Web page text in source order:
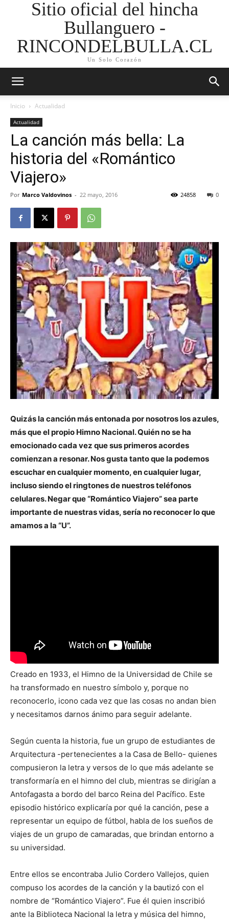
Sitio oficial del hincha
Bullanguero -
RINCONDELBULLA.CL
Un Solo Corazón
Inicio Actualidad
Actualidad
La canción más bella: La
historia del «Romántico
Viajero»
Por Marco Valdovinos - 22 mayo, 2016 0
24858
Quizás la canción más entonada por nosotros los azules,
más que el propio Himno Nacional. Quién no se ha
emocionado cada vez que sus primeros acordes
comienzan a resonar. Nos gusta tanto que la podemos
escuchar en cualquier momento, en cualquier lugar,
incluso siendo el ringtones de nuestros teléfonos
celulares. Negar que “Romántico Viajero” sea parte
importante de nuestras vidas, sería no reconocer lo que
amamos a la “U”.
Creado en 1933, el Himno de la Universidad de Chile se
ha transformado en nuestro símbolo y, porque no
reconocerlo, icono cada vez que las cosas no andan bien
y necesitamos darnos ánimo para seguir adelante.
Según cuenta la historia, fue un grupo de estudiantes de
Arquitectura -pertenecientes a la Casa de Bello- quienes
compusieron la letra y versos de lo que más adelante se
transformaría en el himno del club, mientras se dirigían a
Antofagasta a bordo del barco Reina del Pacífico. Este
episodio histórico explicaría por qué la canción, pese a
representar un equipo de fútbol, habla de los sueños de
viajes de un grupo de camaradas, que brindan entorno a
su universidad.
Entre ellos se encontraba Julio Cordero Vallejos, quien
compuso los acordes de la canción y la bautizó con el
nombre de “Romántico Viajero”. Fue él quien inscribió
ante la Biblioteca Nacional la letra y música del himno,